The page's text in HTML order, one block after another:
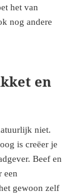
het van
nog andere
en
niet.
is creëer je
Beef en
een
gewoon zelf